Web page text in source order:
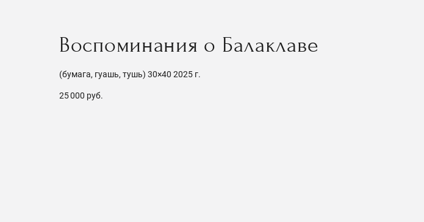
Воспоминания о Балаклаве
(бумага, гуашь, тушь) 30×40 2025 г.
25 000 руб.